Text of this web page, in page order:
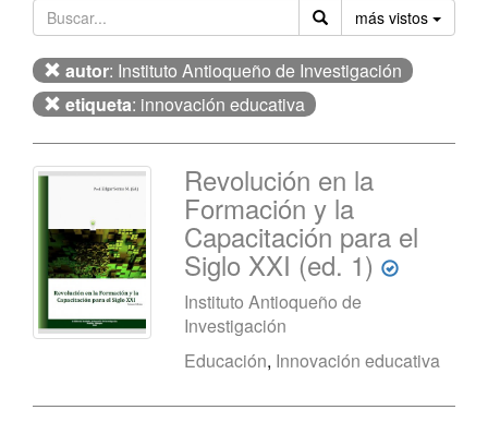
más vistos
autor: Instituto Antioqueño de Investigación
etiqueta: innovación educativa
Revolución en la
Formación y la
Capacitación para el
Siglo XXI (ed. 1)
Instituto Antioqueño de
Investigación
Educación, Innovación educativa